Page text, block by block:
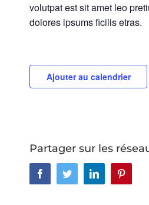
volutpat est sit amet leo
dolores ipsums ficilis etras.
Ajouter au calendrier
Partager sur les
FacebookTwitterLinkedIn